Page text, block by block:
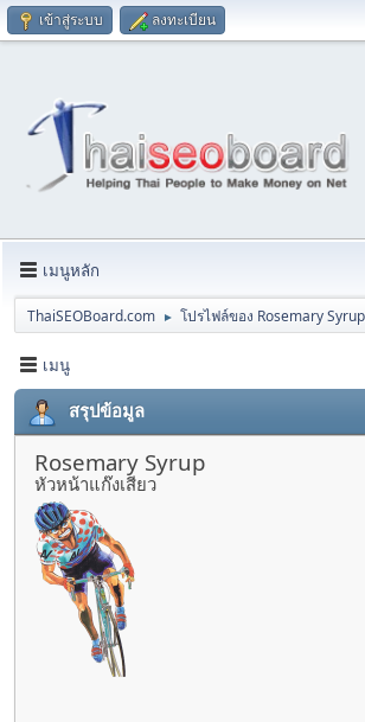
เข้าสู่ระบบ ลงทะเบียน
เมนูหลัก
ThaiSEOBoard.com ► โปรไฟล์ของ Rosemary Syrup
เมนู
สรุปข้อมูล
Rosemary Syrup
หัวหน้าแก๊งเสียว